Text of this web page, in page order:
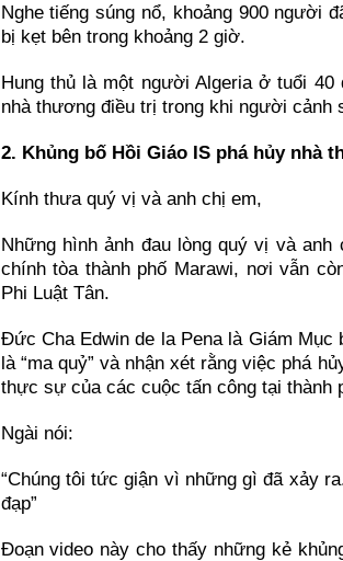
Nghe tiếng súng nổ, khoảng 900 người
bị kẹt bên trong khoảng 2 giờ.
Hung thủ là một người Algeria ở tuổi
nhà thương điều trị trong khi người cảnh
2. Khủng bố Hồi Giáo IS phá hủy nhà
Kính thưa quý vị và anh chị em,
Những hình ảnh đau lòng quý vị và
chính tòa thành phố Marawi, nơi vẫn
Phi Luật Tân.
Đức Cha Edwin de la Pena là Giám Mục
là “ma quỷ” và nhận xét rằng việc phá
thực sự của các cuộc tấn công tại thành
Ngài nói:
“Chúng tôi tức giận vì những gì đã xảy
đạp”
Đoạn video này cho thấy những kẻ